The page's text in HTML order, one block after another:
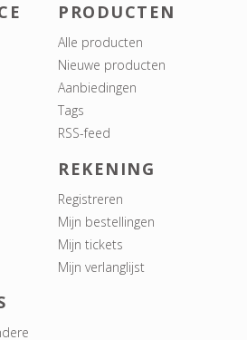
PRODUCTEN
Alle producten
Nieuwe producten
Aanbiedingen
Tags
RSS-feed
REKENING
Registreren
Mijn bestellingen
Mijn tickets
Mijn verlanglijst